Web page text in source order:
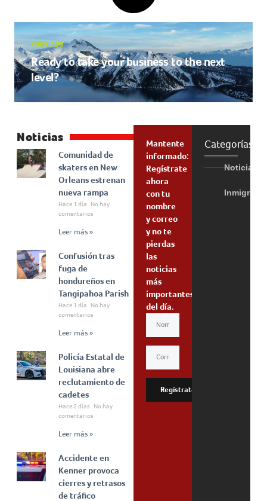
YOUR ADS
Ready to take your business to the next
level?
Noticias
Comunidad de
skaters en New
Orleans estrenan
nueva rampa
Hace 1 día
No hay
comentarios
Leer más »
Confusión tras
fuga de
hondureños en
Tangipahoa Parish
Hace 1 día
No hay
comentarios
Leer más »
Policía Estatal de
Louisiana abre
reclutamiento de
cadetes
Hace 2 días
No hay
comentarios
Leer más »
Accidente en
Kenner provoca
cierres y retrasos
de tráfico
Mantente
informado:
Regístrate
ahora
con tu
nombre
y correo
y no te
pierdas
las
noticias
más
importantes
del día.
Regístrate
Categorías
Noticias